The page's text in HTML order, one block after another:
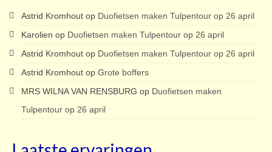
Astrid Kromhout op Duofietsen maken Tulpentour op 26 april
Karolien op Duofietsen maken Tulpentour op 26 april
Astrid Kromhout op Duofietsen maken Tulpentour op 26 april
Astrid Kromhout op Grote boffers
MRS WILNA VAN RENSBURG op Duofietsen maken
Tulpentour op 26 april